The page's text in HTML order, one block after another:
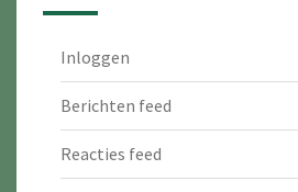
Inloggen
Berichten feed
Reacties feed